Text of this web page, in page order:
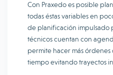
Con Praxedo es posible
todas éstas variables en
de planificación impulsado
técnicos cuentan con
permite hacer más
tiempo evitando trayectos